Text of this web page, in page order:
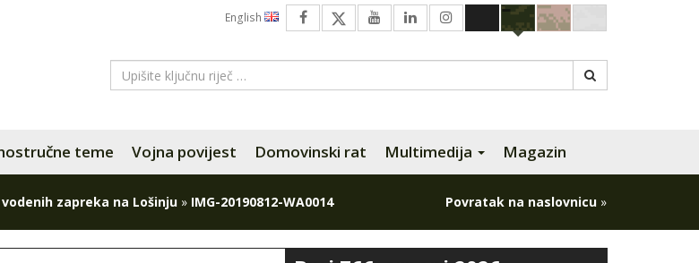
English
teme Vojna povijest Domovinski rat Multimedija Magazin
zapreka na Lošinju » IMG-20190812-WA0014 Povratak na naslovnicu »